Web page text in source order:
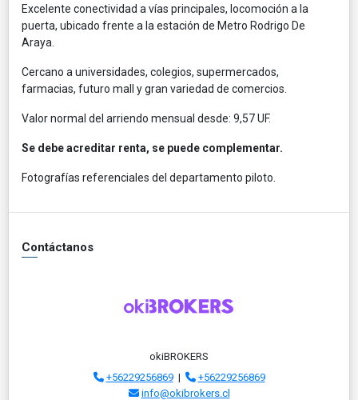
Excelente conectividad a vías principales, locomoción a la
puerta, ubicado frente a la estación de Metro Rodrigo De
Araya.
Cercano a universidades, colegios, supermercados,
farmacias, futuro mall y gran variedad de comercios.
Valor normal del arriendo mensual desde: 9,57 UF.
Se debe acreditar renta, se puede complementar.
Fotografías referenciales del departamento piloto.
Contáctanos
okiBROKERS
+56229256869|
+56229256869
info@okibrokers.cl